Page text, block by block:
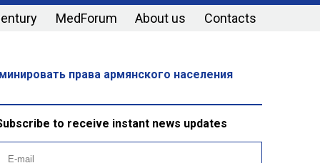
MedForum About us Contacts
права армянского населения
to receive instant news updates